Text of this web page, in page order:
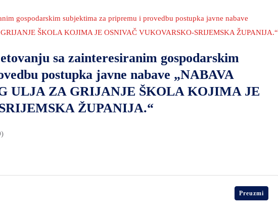
gospodarskim subjektima za pripremu i provedbu postupka javne nabave
ŠKOLA KOJIMA JE OSNIVAČ VUKOVARSKO-SRIJEMSKA ŽUPANIJA.“
sa zainteresiranim gospodarskim
postupka javne nabave „NABAVA
ULJA ZA GRIJANJE ŠKOLA KOJIMA JE
ŽUPANIJA.“
Preuzmi